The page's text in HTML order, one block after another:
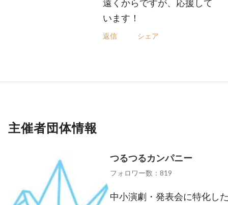
遠くからですが、応援して
います！
返信 シェア
主催者団体情報
つるつるカンパニー
フォロワー数：819
中小演劇・発表会に特化し